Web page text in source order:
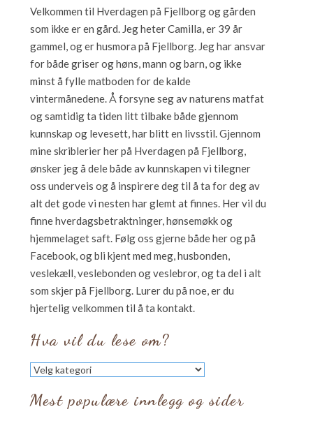
Velkommen til Hverdagen på Fjellborg og gården
som ikke er en gård. Jeg heter Camilla, er 39 år
gammel, og er husmora på Fjellborg. Jeg har ansvar
for både griser og høns, mann og barn, og ikke
minst å fylle matboden for de kalde
vintermånedene. Å forsyne seg av naturens matfat
og samtidig ta tiden litt tilbake både gjennom
kunnskap og levesett, har blitt en livsstil. Gjennom
mine skriblerier her på Hverdagen på Fjellborg,
ønsker jeg å dele både av kunnskapen vi tilegner
oss underveis og å inspirere deg til å ta for deg av
alt det gode vi nesten har glemt at finnes. Her vil du
finne hverdagsbetraktninger, hønsemøkk og
hjemmelaget saft. Følg oss gjerne både her og på
Facebook, og bli kjent med meg, husbonden,
veslekæll, veslebonden og veslebror, og ta del i alt
som skjer på Fjellborg. Lurer du på noe, er du
hjertelig velkommen til å ta kontakt.
Hva vil du lese om?
Hva
vil
du
lese
Mest populære innlegg og sider